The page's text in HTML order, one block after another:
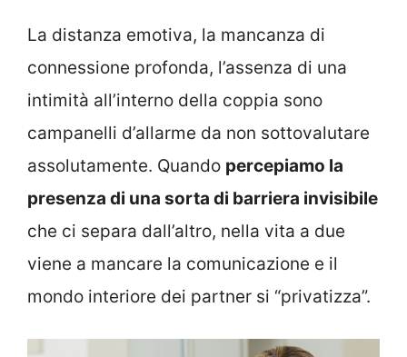
La distanza emotiva, la mancanza di
connessione profonda, l’assenza di una
intimità all’interno della coppia sono
campanelli d’allarme da non sottovalutare
assolutamente. Quando percepiamo la
presenza di una sorta di barriera invisibile
che ci separa dall’altro, nella vita a due
viene a mancare la comunicazione e il
mondo interiore dei partner si “privatizza”.